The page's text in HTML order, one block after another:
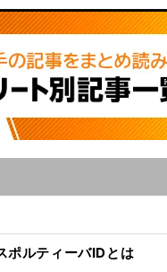
ポルティーバIDとは